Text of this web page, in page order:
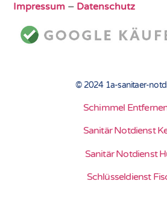
Impressum – Datenschutz
© 2024 1a-sanitaer-
Schimmel
Sanitär Notdienst
Sanitär Notdienst
Schlüsseldienst